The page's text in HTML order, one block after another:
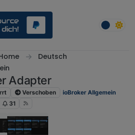
Deutsch
Adapter
Verschoben
ioBroker Allgemein
31